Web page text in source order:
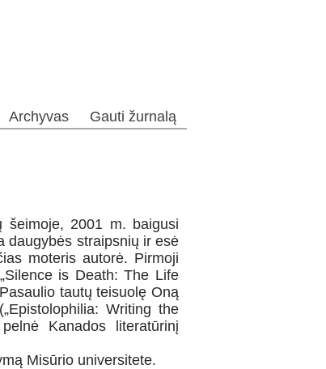
Archyvas Gauti žurnalą
šeimoje, 2001 m. baigusi
daugybės straipsnių ir esė
moteris autorė. Pirmoji
is Death: The Life
tautų teisuolę Oną
Writing the
Kanados literatūrinį
Misūrio universitete.